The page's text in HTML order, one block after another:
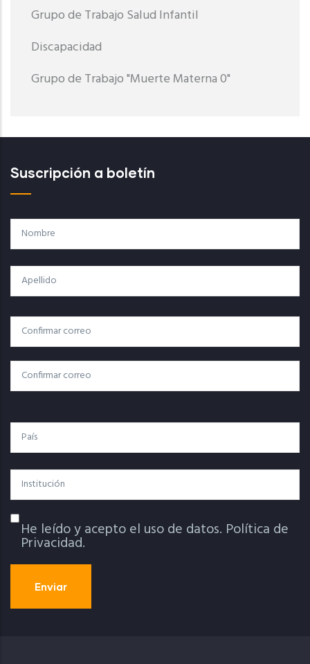
Grupo de Trabajo Salud Infantil
Discapacidad
Grupo de Trabajo "Muerte Materna 0"
Suscripción a boletín
Nombre
Apellido
Correo
Electrónico
Correo Electrónico
Confirmar Correo
País
Institución
Política De Privacidad
He leído y acepto el uso de datos. Política de
Privacidad.